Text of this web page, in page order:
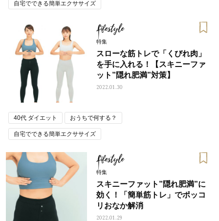
自宅でできる簡単エクササイズ
Lifestyle
特集
スローな筋トレで「くびれ肉」
を手に入れる！【スキニーファ
ット”隠れ肥満”対策】
2022.01.30
40代 ダイエット おうちで何する？
自宅でできる簡単エクササイズ
Lifestyle
特集
スキニーファット”隠れ肥満”に
効く！「簡単筋トレ」でポッコ
リおなか解消
2022.01.29